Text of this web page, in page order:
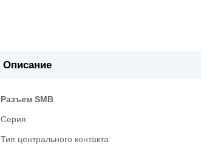
Описание
Разъем SMB
Серия
Тип центрального контакта